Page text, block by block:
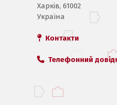
Харків, 61002
Україна
Контакти
Телефонний